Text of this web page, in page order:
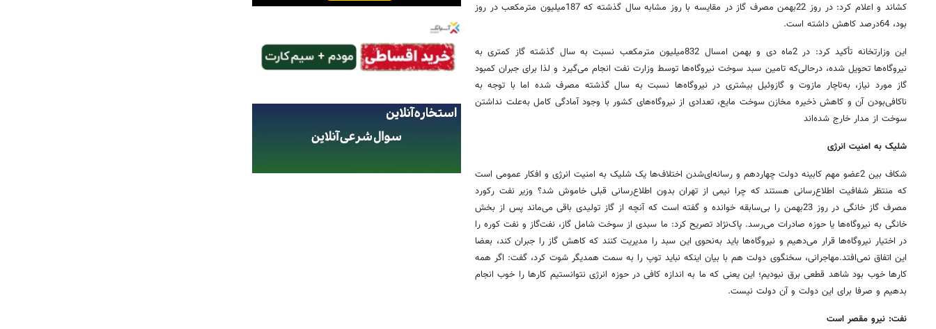
کشاند و اعلام کرد: در روز 22بهمن مصرف گاز در مقایسه با روز مشابه سال گذشته که 187میلیون مترمکعب در روز
بود، 64درصد کاهش داشته است.
این وزارتخانه تأکید کرد: در 2ماه‌ دی و بهمن امسال 832میلیون مترمکعب نسبت به سال گذشته گاز کمتری به
نیروگاه‌ها تحویل شده، درحالی‌که تامین سبد سوخت نیروگاه‌ها توسط وزارت نفت انجام می‌گیرد و لذا برای جبران کمبود
گاز مورد نیاز، به‌ناچار مازوت و گازوئیل بیشتری در نیروگاه‌ها نسبت به سال گذشته مصرف شده اما با توجه به
ناکافی‌بودن آن و کاهش ذخیره مخازن سوخت مایع، تعدادی از نیروگاه‌های کشور با وجود آمادگی کامل به‌علت نداشتن
سوخت از مدار خارج شده‌اند
شلیک به امنیت انرژی
شکاف بین 2عضو مهم کابینه دولت چهاردهم و رسانه‌ای‌شدن اختلاف‌ها یک شلیک به امنیت انرژی و افکار عمومی است
که منتظر شفافیت اطلاع‌رسانی هستند که چرا نیمی از تهران بدون اطلاع‌رسانی قبلی خاموش شد؟ وزیر نفت رکورد
مصرف گاز خانگی در روز 23بهمن را بی‌سابقه خوانده و گفته است که آنچه از گاز تولیدی باقی می‌ماند پس از بخش
خانگی به نیروگاه‌ها یا حوزه صادرات می‌رسد. پاک‌نژاد تصریح کرد: ما سبدی از سوخت شامل گاز، نفت‌گاز و نفت کوره را
در اختیار نیروگاه‌ها قرار می‌دهیم و نیروگاه‌ها باید به‌نحوی این سبد را مدیریت کنند که کاهش گاز را جبران کند، بعضا
این اتفاق نمی‌افتد.‌مهاجرانی، سخنگوی دولت هم با بیان اینکه نباید توپ را به سمت همدیگر شوت کرد، گفت: اگر همه
کارها خوب بود شاهد قطعی برق نبودیم؛ این یعنی که ما به اندازه کافی در حوزه انرژی نتوانستیم کارها را خوب انجام
بدهیم و صرفا برای این دولت و آن دولت نیست.
نفت: نیرو مقصر است